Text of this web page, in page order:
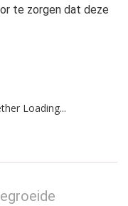
te zorgen dat deze
Loading...